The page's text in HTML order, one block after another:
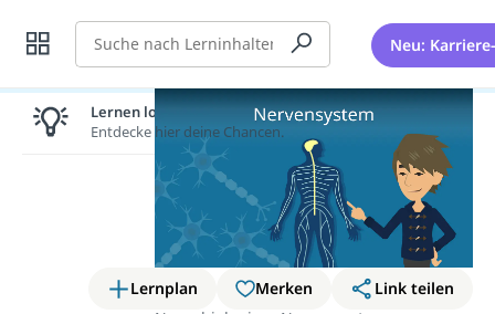
Suche Neu:
Lernplan Merken
Link teilen
Lernen lohnt sich!
Entdecke hier deine Chancen.